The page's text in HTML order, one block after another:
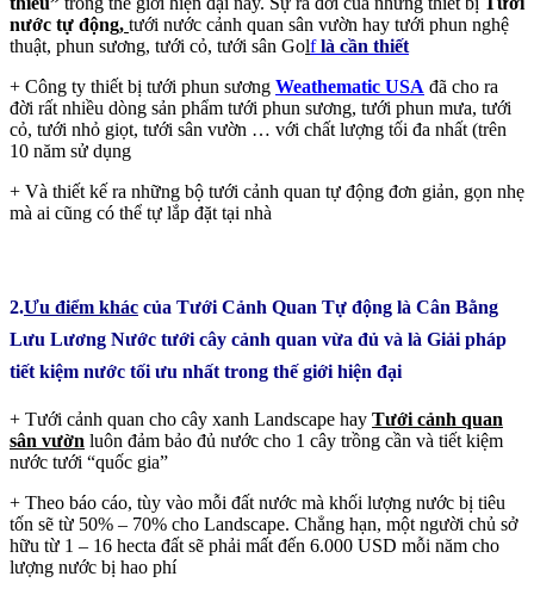
nước tự động, tưới nước cảnh quan sân vườn hay tưới phun nghệ
thuật, phun sương, tưới cỏ, tưới sân Golf là cần thiết
+ Công ty thiết bị tưới phun sương Weathematic USA đã cho ra
đời rất nhiều dòng sản phẩm tưới phun sương, tưới phun mưa, tưới
cỏ, tưới nhỏ giọt, tưới sân vườn … với chất lượng tối đa nhất (trên
10 năm sử dụng
+ Và thiết kế ra những bộ tưới cảnh quan tự động đơn giản, gọn nhẹ
mà ai cũng có thể tự lắp đặt tại nhà
2.Ưu điểm khác của Tưới Cảnh Quan Tự động là Cân Bằng
Lưu Lương Nước tưới cây cảnh quan vừa đủ và là Giải pháp
tiết kiệm nước tối ưu nhất trong thế giới hiện đại
+ Tưới cảnh quan cho cây xanh Landscape hay Tưới cảnh quan
sân vườn luôn đảm bảo đủ nước cho 1 cây trồng cần và tiết kiệm
nước tưới “quốc gia”
+ Theo báo cáo, tùy vào mỗi đất nước mà khối lượng nước bị tiêu
tốn sẽ từ 50% – 70% cho Landscape. Chẳng hạn, một người chủ sở
hữu từ 1 – 16 hecta đất sẽ phải mất đến 6.000 USD mỗi năm cho
lượng nước bị hao phí